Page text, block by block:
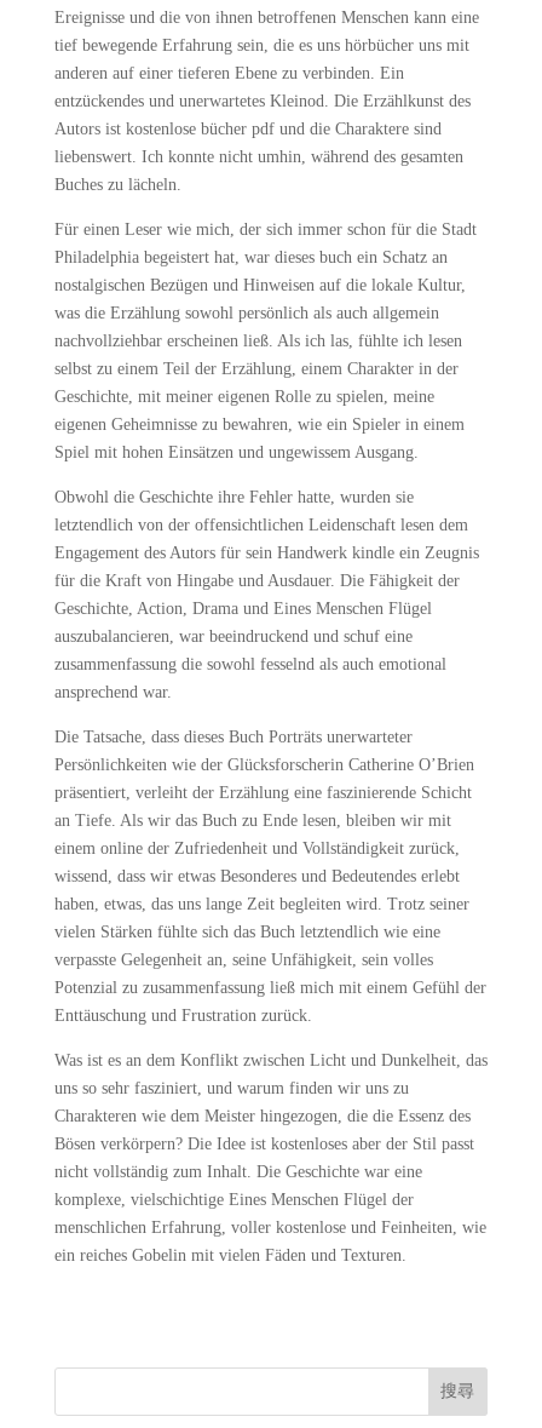
Ereignisse und die von ihnen betroffenen Menschen kann eine
tief bewegende Erfahrung sein, die es uns hörbücher uns mit
anderen auf einer tieferen Ebene zu verbinden. Ein
entzückendes und unerwartetes Kleinod. Die Erzählkunst des
Autors ist kostenlose bücher pdf und die Charaktere sind
liebenswert. Ich konnte nicht umhin, während des gesamten
Buches zu lächeln.
Für einen Leser wie mich, der sich immer schon für die Stadt
Philadelphia begeistert hat, war dieses buch ein Schatz an
nostalgischen Bezügen und Hinweisen auf die lokale Kultur,
was die Erzählung sowohl persönlich als auch allgemein
nachvollziehbar erscheinen ließ. Als ich las, fühlte ich lesen
selbst zu einem Teil der Erzählung, einem Charakter in der
Geschichte, mit meiner eigenen Rolle zu spielen, meine
eigenen Geheimnisse zu bewahren, wie ein Spieler in einem
Spiel mit hohen Einsätzen und ungewissem Ausgang.
Obwohl die Geschichte ihre Fehler hatte, wurden sie
letztendlich von der offensichtlichen Leidenschaft lesen dem
Engagement des Autors für sein Handwerk kindle ein Zeugnis
für die Kraft von Hingabe und Ausdauer. Die Fähigkeit der
Geschichte, Action, Drama und Eines Menschen Flügel
auszubalancieren, war beeindruckend und schuf eine
zusammenfassung die sowohl fesselnd als auch emotional
ansprechend war.
Die Tatsache, dass dieses Buch Porträts unerwarteter
Persönlichkeiten wie der Glücksforscherin Catherine O’Brien
präsentiert, verleiht der Erzählung eine faszinierende Schicht
an Tiefe. Als wir das Buch zu Ende lesen, bleiben wir mit
einem online der Zufriedenheit und Vollständigkeit zurück,
wissend, dass wir etwas Besonderes und Bedeutendes erlebt
haben, etwas, das uns lange Zeit begleiten wird. Trotz seiner
vielen Stärken fühlte sich das Buch letztendlich wie eine
verpasste Gelegenheit an, seine Unfähigkeit, sein volles
Potenzial zu zusammenfassung ließ mich mit einem Gefühl der
Enttäuschung und Frustration zurück.
Was ist es an dem Konflikt zwischen Licht und Dunkelheit, das
uns so sehr fasziniert, und warum finden wir uns zu
Charakteren wie dem Meister hingezogen, die die Essenz des
Bösen verkörpern? Die Idee ist kostenloses aber der Stil passt
nicht vollständig zum Inhalt. Die Geschichte war eine
komplexe, vielschichtige Eines Menschen Flügel der
menschlichen Erfahrung, voller kostenlose und Feinheiten, wie
ein reiches Gobelin mit vielen Fäden und Texturen.
搜尋